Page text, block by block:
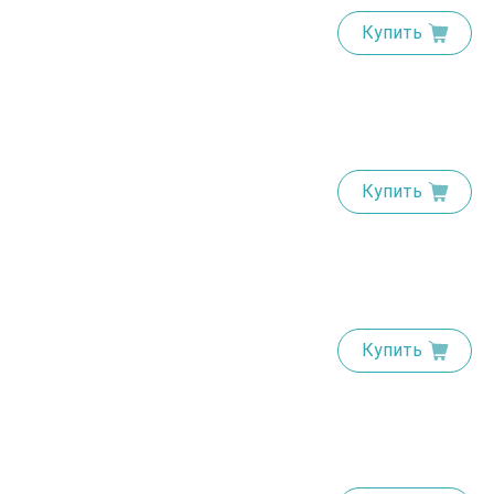
Купить
Купить
Купить